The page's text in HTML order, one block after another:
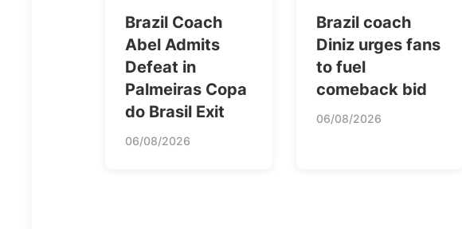
Brazil Coach
Abel Admits
Defeat in
Palmeiras Copa
do Brasil Exit
06/08/2026
Brazil coach
Diniz urges fans
to fuel
comeback bid
06/08/2026